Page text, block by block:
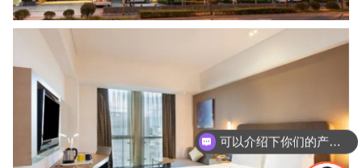
你们是怎么收费的呢